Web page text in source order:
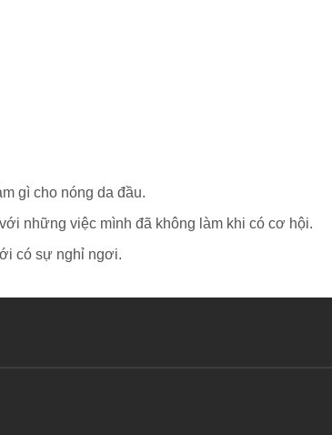
gì cho nóng da đầu.
những việc mình đã không làm khi có cơ hội.
có sự nghỉ ngơi.